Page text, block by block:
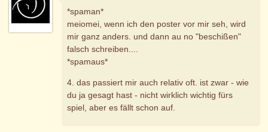
*spaman*
meiomei, wenn ich den poster vor mir seh, wird
mir ganz anders. und dann au no "beschißen"
falsch schreiben....
*spamaus*
4. das passiert mir auch relativ oft. ist zwar - wie
du ja gesagt hast - nicht wirklich wichtig fürs
spiel, aber es fällt schon auf.